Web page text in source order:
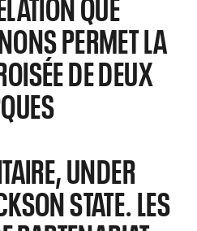
PERMET LA
DE DEUX
UNDER
STATE. LES